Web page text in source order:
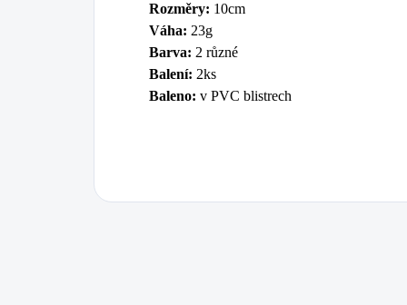
Rozměry: 10cm
Váha: 23g
Barva: 2 různé
Balení: 2ks
Baleno: v PVC blistrech